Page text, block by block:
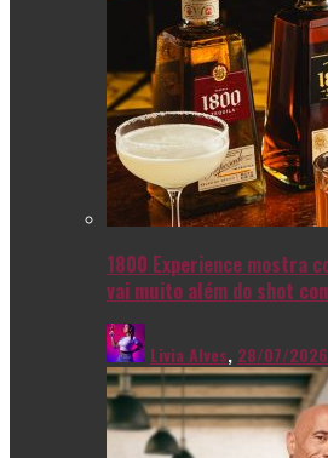
1800 Experience mostra
vai muito além do shot
Livia Alves, 28/07/2026